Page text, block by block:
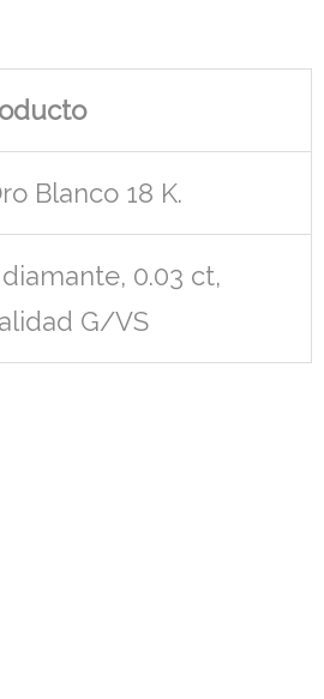
Blanco 18 K.
diamante, 0.03 ct,
G/VS